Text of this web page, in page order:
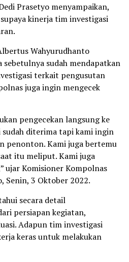
Prasetyo menyampaikan,
kinerja tim investigasi
Wahyurudhanto
sebetulnya sudah mendapatkan
terkait pengusutan
juga ingin mengecek
pengecekan langsung ke
diterima tapi kami ingin
penonton. Kami juga bertemu
itu meliput. Kami juga
ujar Komisioner Kompolnas
Senin, 3 Oktober 2022.
secara detail
persiapan kegiatan,
Adapun tim investigasi
keras untuk melakukan